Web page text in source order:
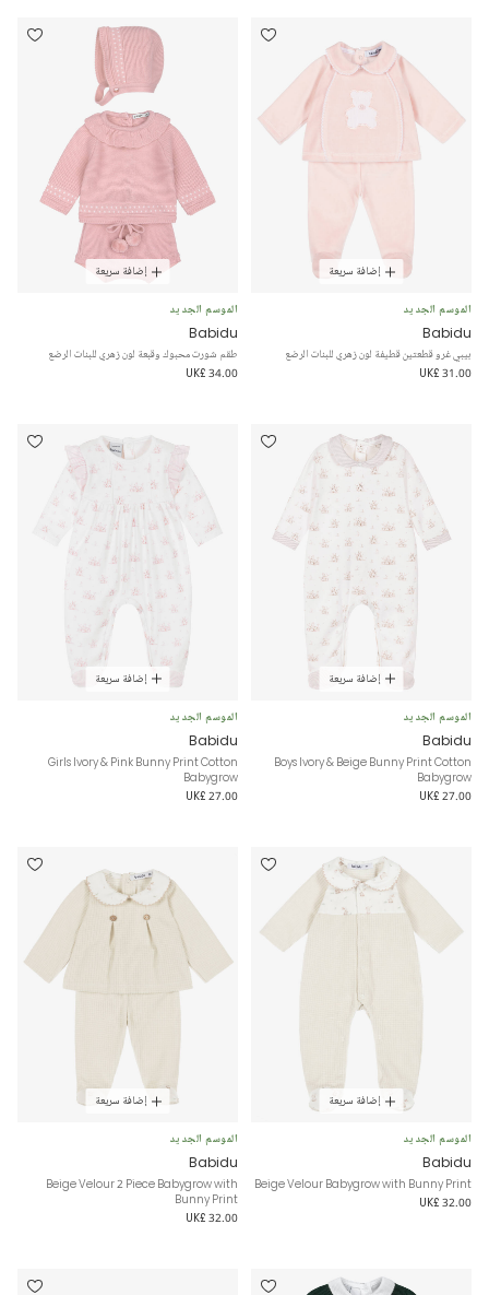
إضافة سريعة
الموسم الجديد
Babidu
بيبي غرو قطعتين قطيفة لون زهري للبنات الرضع
UK£ 31.00
إضافة سريعة
الموسم الجديد
Babidu
طقم شورت محبوك وقبعة لون زهري للبنات الرضع
UK£ 34.00
إضافة سريعة
الموسم الجديد
Babidu
Boys Ivory & Beige Bunny Print Cotton
Babygrow
UK£ 27.00
إضافة سريعة
الموسم الجديد
Babidu
Girls Ivory & Pink Bunny Print Cotton
Babygrow
UK£ 27.00
إضافة سريعة
الموسم الجديد
Babidu
Beige Velour Babygrow with Bunny Print
UK£ 32.00
إضافة سريعة
الموسم الجديد
Babidu
Beige Velour 2 Piece Babygrow with
Bunny Print
UK£ 32.00